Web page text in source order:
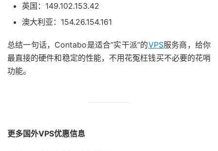
英国：149.102.153.42
澳大利亚：154.26.154.161
总结一句话，Contabo是适合“实干派”的VPS服务商，给你
最直接的硬件和稳定的性能，不用花冤枉钱买不必要的花哨
功能。
更多国外VPS优惠信息